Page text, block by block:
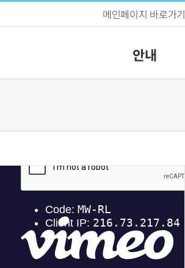
메인페이지 바로가기
안내